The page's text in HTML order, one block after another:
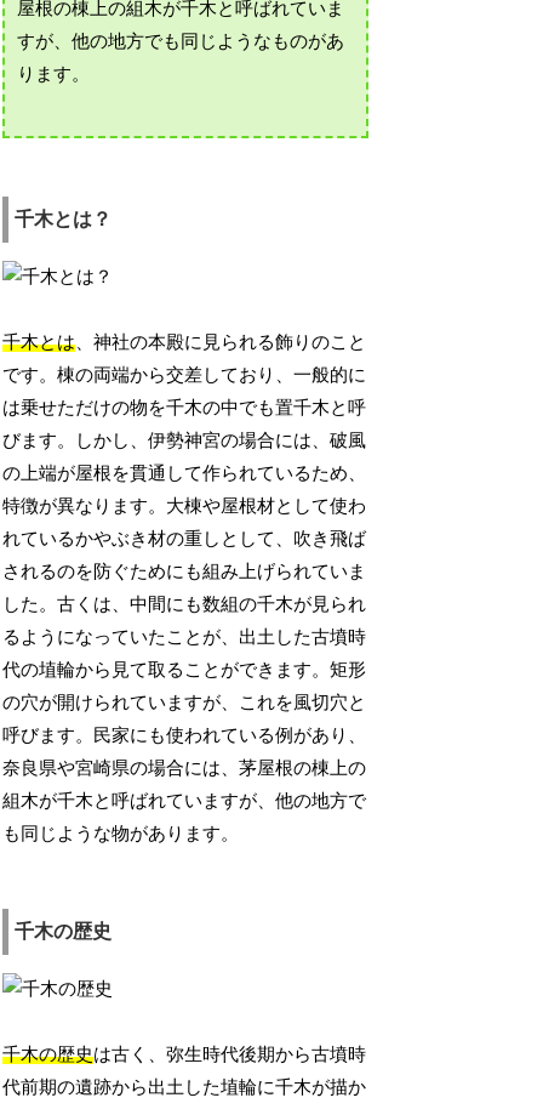
屋根の棟上の組木が千木と呼ばれていま
すが、他の地方でも同じようなものがあ
ります。
千木とは？
千木とは、神社の本殿に見られる飾りのこと
です。棟の両端から交差しており、一般的に
は乗せただけの物を千木の中でも置千木と呼
びます。しかし、伊勢神宮の場合には、破風
の上端が屋根を貫通して作られているため、
特徴が異なります。大棟や屋根材として使わ
れているかやぶき材の重しとして、吹き飛ば
されるのを防ぐためにも組み上げられていま
した。古くは、中間にも数組の千木が見られ
るようになっていたことが、出土した古墳時
代の埴輪から見て取ることができます。矩形
の穴が開けられていますが、これを風切穴と
呼びます。民家にも使われている例があり、
奈良県や宮崎県の場合には、茅屋根の棟上の
組木が千木と呼ばれていますが、他の地方で
も同じような物があります。
千木の歴史
千木の歴史は古く、弥生時代後期から古墳時
代前期の遺跡から出土した埴輪に千木が描か